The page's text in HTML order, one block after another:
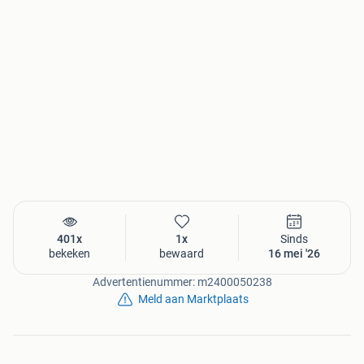
401x
bekeken
1x
bewaard
Sinds
16 mei '26
Advertentienummer: m2400050238
Meld aan Marktplaats